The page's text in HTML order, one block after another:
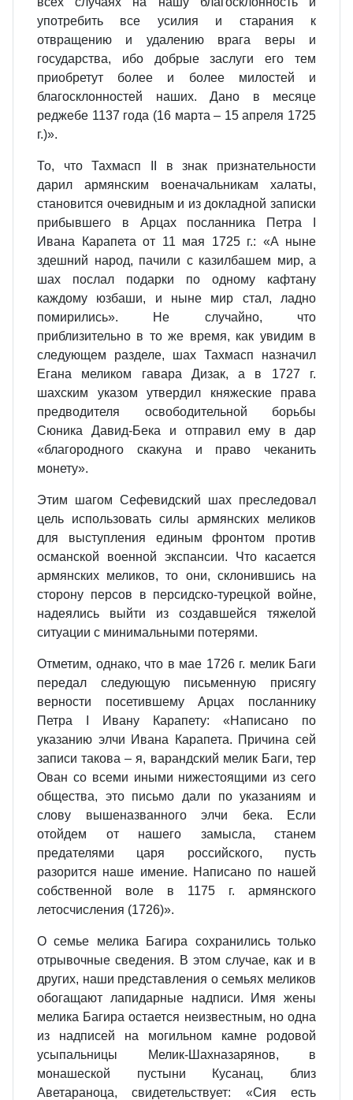
употребить все усилия и старания к
отвращению и удалению врага веры и
государства, ибо добрые заслуги его тем
приобретут более и более милостей и
благосклонностей наших. Дано в месяце
реджебе 1137 года (16 марта – 15 апреля 1725
г.)».
То, что Тахмасп II в знак признательности
дарил армянским военачальникам халаты,
становится очевидным и из докладной записки
прибывшего в Арцах посланника Петра I
Ивана Карапета от 11 мая 1725 г.: «А ныне
здешний народ, пачили с казилбашем мир, а
шах послал подарки по одному кафтану
каждому юзбаши, и ныне мир стал, ладно
помирились». Не случайно, что
приблизительно в то же время, как увидим в
следующем разделе, шах Тахмасп назначил
Егана меликом гавара Дизак, а в 1727 г.
шахским указом утвердил княжеские права
предводителя освободительной борьбы
Сюника Давид-Бека и отправил ему в дар
«благородного скакуна и право чеканить
монету».
Этим шагом Сефевидский шах преследовал
цель использовать силы армянских меликов
для выступления единым фронтом против
османской военной экспансии. Что касается
армянских меликов, то они, склонившись на
сторону персов в персидско-турецкой войне,
надеялись выйти из создавшейся тяжелой
ситуации с минимальными потерями.
Отметим, однако, что в мае 1726 г. мелик Баги
передал следующую письменную присягу
верности посетившему Арцах посланнику
Петра I Ивану Карапету: «Написано по
указанию элчи Ивана Карапета. Причина сей
записи такова – я, варандский мелик Баги, тер
Ован со всеми иными нижестоящими из сего
общества, это письмо дали по указаниям и
слову вышеназванного элчи бека. Если
отойдем от нашего замысла, станем
предателями царя российского, пусть
разорится наше имение. Написано по нашей
собственной воле в 1175 г. армянского
летосчисления (1726)».
О семье мелика Багира сохранились только
отрывочные сведения. В этом случае, как и в
других, наши представления о семьях меликов
обогащают лапидарные надписи. Имя жены
мелика Багира остается неизвестным, но одна
из надписей на могильном камне родовой
усыпальницы Мелик-Шахназарянов, в
монашеской пустыни Кусанац, близ
Аветараноца, свидетельствует: «Сия есть